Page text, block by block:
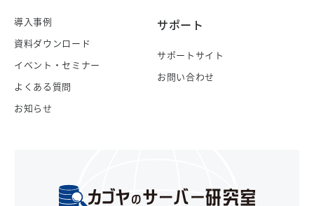
導入事例
資料ダウンロード
イベント・セミナー
よくある質問
お知らせ
サポート
サポートサイト
お問い合わせ